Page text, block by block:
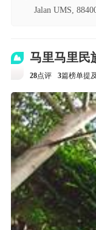
Jalan UMS,
马里马里民
28点评 3篇榜单提及